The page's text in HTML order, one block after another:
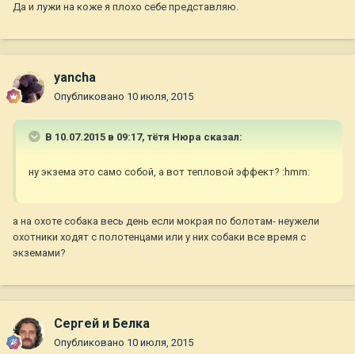
Да и лужи на коже я плохо себе представляю.
yancha
Опубликовано 10 июля, 2015
В 10.07.2015 в 09:17, тётя Нюра сказал:
ну экзема это само собой, а вот тепловой эффект? :hmm:
а на охоте собака весь день если мокрая по болотам- неужели
охотники ходят с полотенцами или у них собаки все время с
экземами?
Сергей и Белка
Опубликовано 10 июля, 2015